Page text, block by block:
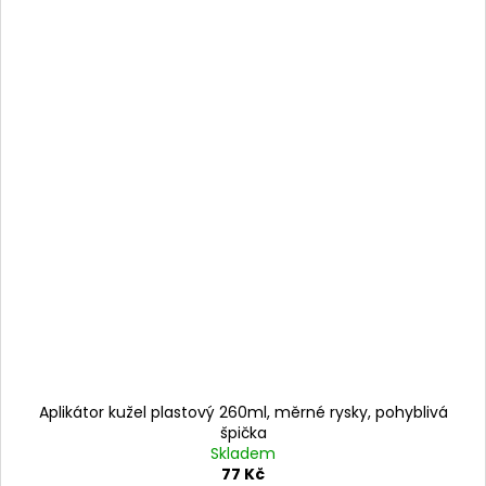
Aplikátor kužel plastový 260ml, měrné rysky, pohyblivá
špička
Skladem
77 Kč